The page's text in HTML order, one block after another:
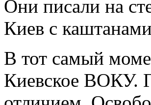
Они писали на
Киев с
В тот самый
Киевское ВОКУ.